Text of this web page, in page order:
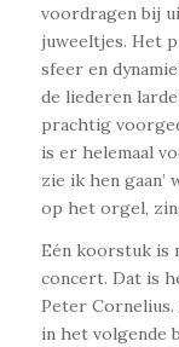
voordragen bij
juweeltjes. Het
sfeer en
de liederen
prachtig
is er helemaal
zie ik hen
op het orgel,
Eén koorstuk is
concert. Dat is
Peter Cornelius.
in het volgende